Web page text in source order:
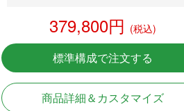
379,800円 (税込)
標準構成で注文する
商品詳細＆カスタマイズ